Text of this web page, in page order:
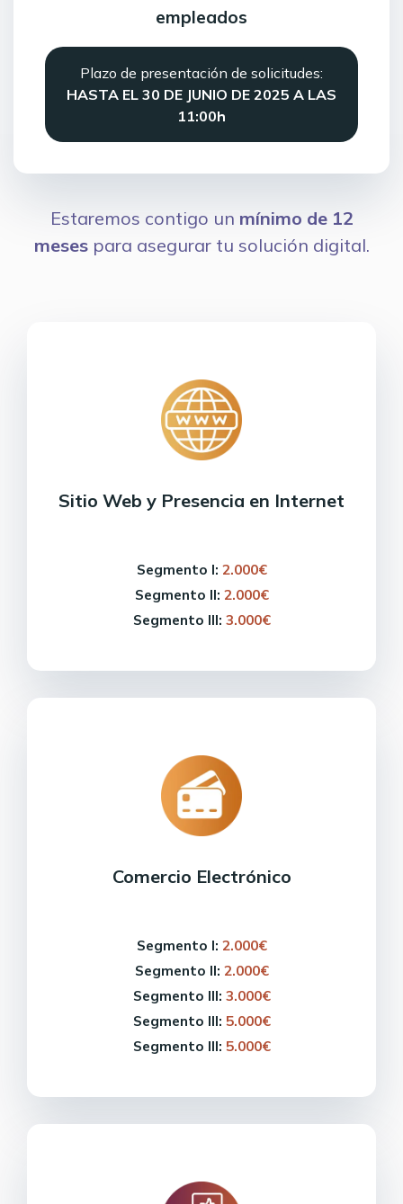
empleados
Plazo de presentación de solicitudes:
HASTA EL 30 DE JUNIO DE 2025 A LAS
11:00h
Estaremos contigo un mínimo de 12
meses para asegurar tu solución digital.
Sitio Web y Presencia en Internet
Segmento I: 2.000€
Segmento II: 2.000€
Segmento III: 3.000€
Comercio Electrónico
Segmento I: 2.000€
Segmento II: 2.000€
Segmento III: 3.000€
Segmento III: 5.000€
Segmento III: 5.000€